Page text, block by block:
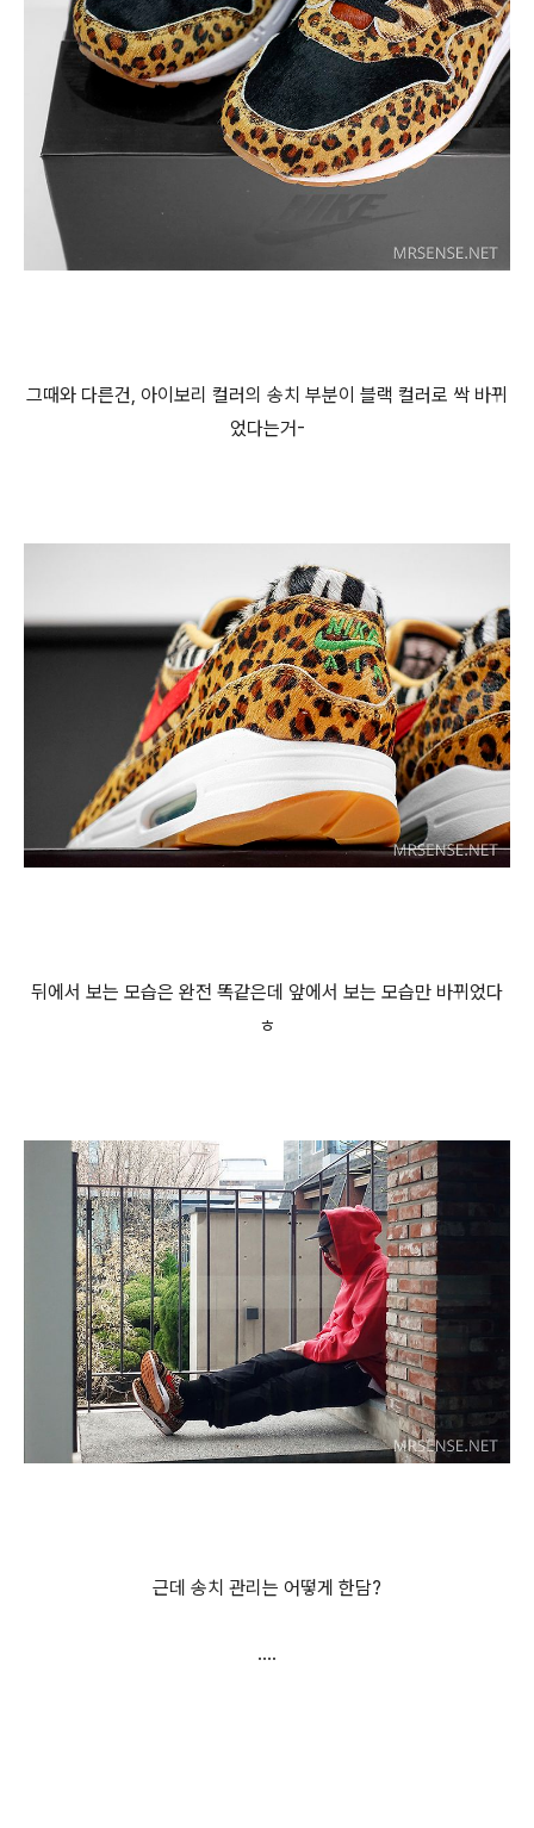
그때와 다른건, 아이보리 컬러의 송치 부분이 블랙 컬러로 싹 바뀌
었다는거-
뒤에서 보는 모습은 완전 똑같은데 앞에서 보는 모습만 바뀌었다
ㅎ
근데 송치 관리는 어떻게 한담?
....